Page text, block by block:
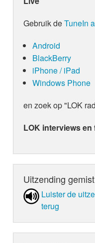
Gebruik deTuneIn
Android
BlackBerry
iPhone / iPad
Windows Phone
en zoek op "LOK
LOK interviews
Uitzending
Luister de
terug